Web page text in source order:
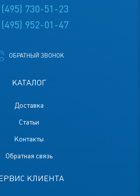
КАТАЛОГ
Доставка
Статьи
Контакты
Обратная связь
КЛИЕНТА
(495) 730-51-23
(495) 952-01-47
ОБРАТНЫЙ ЗВОНОК